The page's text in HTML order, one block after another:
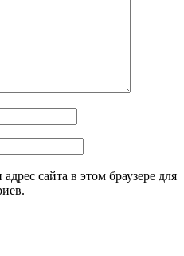
сайта в этом браузере для